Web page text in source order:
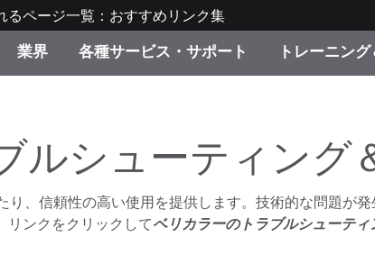
るページ一覧：おすすめリンク集
キャンペーン
機材貸出サービス（
業界
リューション
消費者向け製品パッ
各種サービス・サポート トレーニン
製品リスト（旧製品
ルシューティング
り、信頼性の高い使用を提供します。技術的な問題が発
リンクをクリックしてベリカラーのトラブルシューティ